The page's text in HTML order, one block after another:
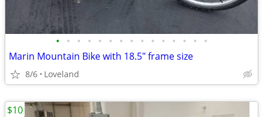
• • • • • • • • • • • • • • •
Marin Mountain Bike with 18.5" frame size
8/6 Loveland
$10